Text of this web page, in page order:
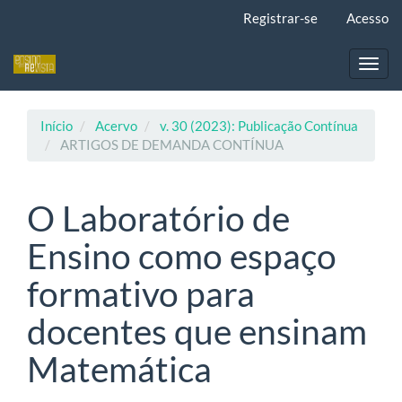
principal
Registrar-se Acesso
Início Acervo
v. 30 (2023): Publicação Contínua
ARTIGOS DE DEMANDA CONTÍNUA
O Laboratório de
Ensino como espaço
formativo para
docentes que ensinam
Matemática